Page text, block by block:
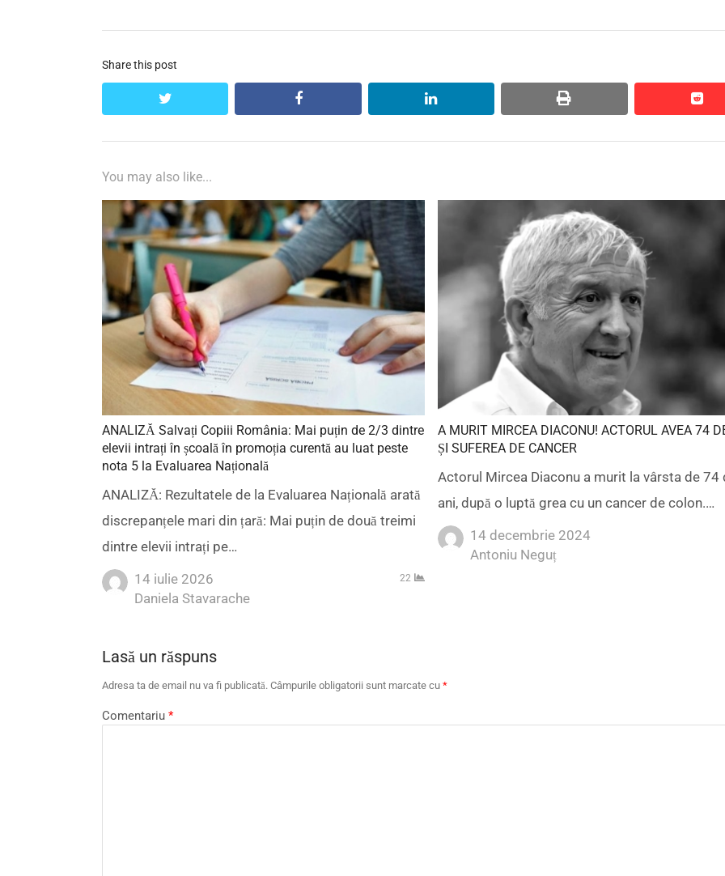
Share this post
twitter facebook linkedin print
You may also like...
ANALIZĂ Salvați Copiii România: Mai puțin de 2/3 dintre
elevii intrați în școală în promoția curentă au luat peste
nota 5 la Evaluarea Națională
ANALIZĂ: Rezultatele de la Evaluarea Națională arată
discrepanțele mari din țară: Mai puțin de două treimi
dintre elevii intrați pe…
14 iulie 2026
Author
Daniela Stavarache
22
A MURIT MIRCEA DIACONU! ACTORUL AVEA 74
ȘI SUFEREA DE CANCER
Actorul Mircea Diaconu a murit la vârsta de 74
ani, după o luptă grea cu un cancer de colon.…
14 decembrie 2024
Author
Antoniu Neguț
Lasă un răspuns
Adresa ta de email nu va fi publicată. Câmpurile obligatorii sunt marcate cu *
Comentariu *